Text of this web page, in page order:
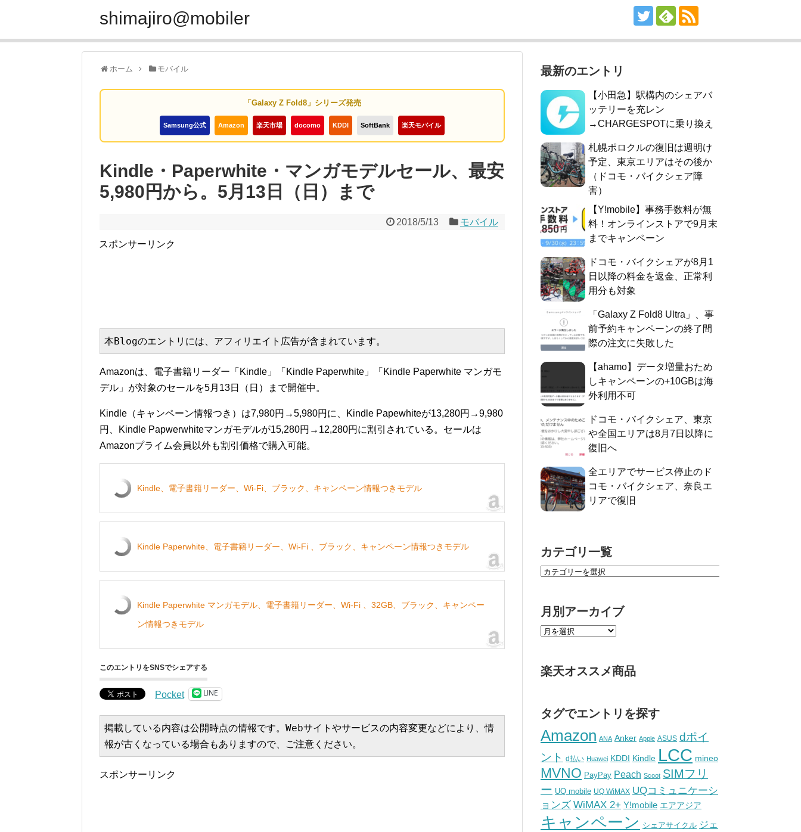
shimajiro@mobiler
ホーム モバイル
「Galaxy Z Fold8」シリーズ発売
Samsung公式 Amazon 楽天市場 docomo KDDI SoftBank 楽天モバイル
Kindle・Paperwhite・マンガモデルセール、最安
5,980円から。5月13日（日）まで
2018/5/13 モバイル
スポンサーリンク
本Blogのエントリには、アフィリエイト広告が含まれています。
Amazonは、電子書籍リーダー「Kindle」「Kindle Paperwhite」「Kindle Paperwhite マンガモ
デル」が対象のセールを5月13日（日）まで開催中。
Kindle（キャンペーン情報つき）は7,980円→5,980円に、Kindle Papewhiteが13,280円→9,980
円、Kindle Papwerwhiteマンガモデルが15,280円→12,280円に割引されている。セールは
Amazonプライム会員以外も割引価格で購入可能。
Kindle、電子書籍リーダー、Wi-Fi、ブラック、キャンペーン情報つきモデル
Kindle Paperwhite、電子書籍リーダー、Wi-Fi 、ブラック、キャンペーン情報つきモデル
Kindle Paperwhite マンガモデル、電子書籍リーダー、Wi-Fi 、32GB、ブラック、キャンペー
ン情報つきモデル
このエントリをSNSでシェアする
Pocket LINE
掲載している内容は公開時点の情報です。Webサイトやサービスの内容変更などにより、情
報が古くなっている場合もありますので、ご注意ください。
スポンサーリンク
最新のエントリ
【小田急】駅構内のシェアバ
ッテリーを充レン
→CHARGESPOTに乗り換え
札幌ポロクルの復旧は週明け
予定、東京エリアはその後か
（ドコモ・バイクシェア障
害）
【Y!mobile】事務手数料が無
料！オンラインストアで9月末
までキャンペーン
ドコモ・バイクシェアが8月1
日以降の料金を返金、正常利
用分も対象
「Galaxy Z Fold8 Ultra」、事
前予約キャンペーンの終了間
際の注文に失敗した
【ahamo】データ増量おため
しキャンペーンの+10GBは海
外利用不可
ドコモ・バイクシェア、東京
や全国エリアは8月7日以降に
復旧へ
全エリアでサービス停止のド
コモ・バイクシェア、奈良エ
リアで復旧
カテゴリ一覧
月別アーカイブ
楽天オススメ商品
タグでエントリを探す
Amazon ANA Anker Apple ASUS dポイ
ント
d払い Huawei KDDI Kindle LCC mineo
MVNO PayPay Peach Scoot SIMフリ
ー UQ mobile UQ WiMAX UQコミュニケーシ
ョンズ WiMAX 2+ Y!mobile エアアジア
キャンペーン シェアサイクル ジェ